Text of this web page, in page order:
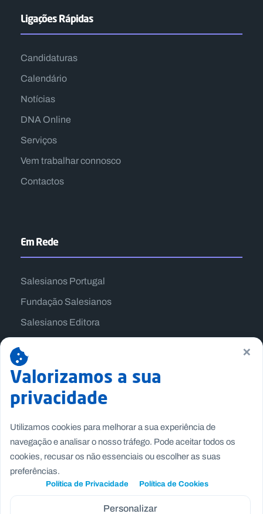
Ligações Rápidas
Candidaturas
Calendário
Notícias
DNA Online
Serviços
Vem trabalhar connosco
Contactos
Em Rede
Salesianos Portugal
Fundação Salesianos
Salesianos Editora
Missão Dom Bosco
Jogos Nacionais Salesianos
×
Valorizamos a sua
privacidade
Utilizamos cookies para melhorar a sua experiência de
navegação e analisar o nosso tráfego. Pode aceitar todos os
cookies, recusar os não essenciais ou escolher as suas
preferências.
Política de Privacidade Política de Cookies
Personalizar